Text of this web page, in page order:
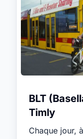
BLT
Timly
Chaque jour,